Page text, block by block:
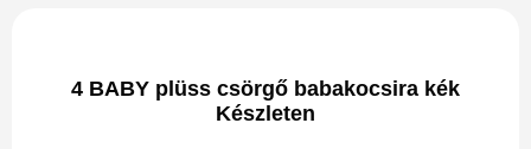
4 BABY plüss csörgő babakocsira kék
Készleten